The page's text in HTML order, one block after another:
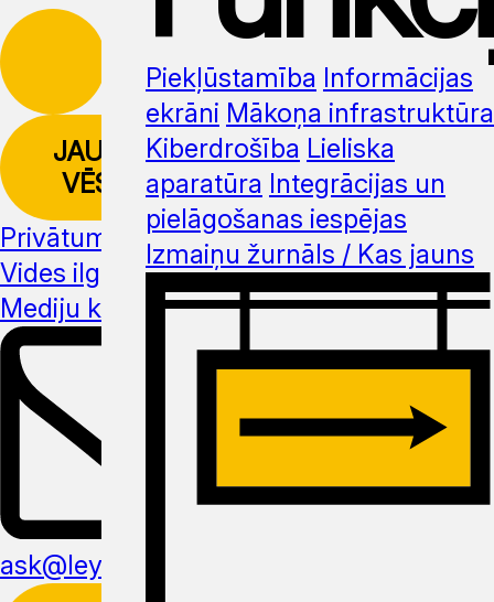
JAUNUMU
VĒSTULE
Privātuma politika
Vides ilgtspēja
Mediju komplekts
ask@leyline.li
Piekļūstamība Informācijas
ekrāni Mākoņa infrastruktūra
Kiberdrošība Lieliska
aparatūra Integrācijas un
pielāgošanas iespējas
Izmaiņu žurnāls / Kas jauns